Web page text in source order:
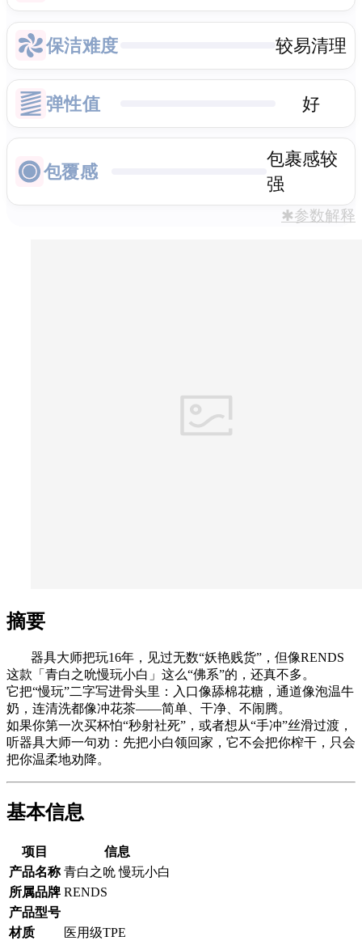
保洁难度 较易清理
弹性值 好
包覆感
包裹感较
强
✱参数解释
摘要
器具大师把玩16年，见过无数“妖艳贱货”，但像RENDS
这款「青白之吮慢玩小白」这么“佛系”的，还真不多。
它把“慢玩”二字写进骨头里：入口像舔棉花糖，通道像泡温牛
奶，连清洗都像冲花茶——简单、干净、不闹腾。
如果你第一次买杯怕“秒射社死”，或者想从“手冲”丝滑过渡，
听器具大师一句劝：先把小白领回家，它不会把你榨干，只会
把你温柔地劝降。
基本信息
项目
信息
产品名称 青白之吮 慢玩小白
所属品牌 RENDS
产品型号
材质
医用级TPE